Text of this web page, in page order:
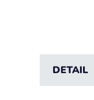
DETAIL